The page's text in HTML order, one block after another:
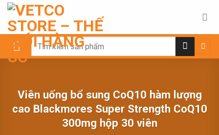
Chuyển
đến
nội
dung
Search
Viên uống bổ sung CoQ10 hàm lượng
cao Blackmores Super Strength CoQ10
300mg hộp 30 viên